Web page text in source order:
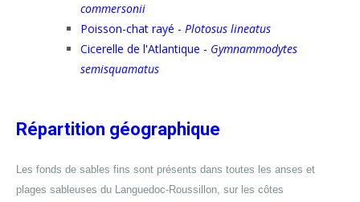
commersonii
Poisson-chat rayé - Plotosus lineatus
Cicerelle de l'Atlantique - Gymnammodytes
semisquamatus
Répartition géographique
Les fonds de sables fins sont présents dans toutes les anses et
plages sableuses du Languedoc-Roussillon, sur les côtes